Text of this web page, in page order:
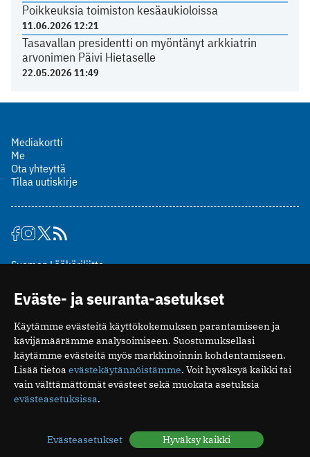
Poikkeuksia toimiston kesäaukioloissa
11.06.2026 12:21
Tasavallan presidentti on myöntänyt arkkiatrin
arvonimen Päivi Hietaselle
22.05.2026 11:49
Mediakortti
Me
Ota yhteyttä
Tilaa uutiskirje
Suomen Lääkäriliitto
00510 Helsinki
puh. (09) 393 091
toimitus@potilaanlaakarilehti.fi
ISSN 2323-9476
Eväste- ja seuranta-asetukset
Käytämme evästeitä käyttökokemuksen parantamiseen ja
kävijämäärämme analysoimiseen. Suostumuksellasi
käytämme evästeitä myös markkinoinnin kohdentamiseen.
Lisää tietoa evästekäytännöistämme. Voit hyväksyä kaikki tai
vain välttämättömät evästeet sekä muokata asetuksia
evästeasetuksissa.
Evästeasetukset Hyväksy kaikki